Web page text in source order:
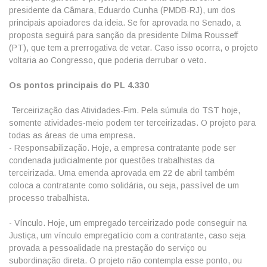
presidente da Câmara, Eduardo Cunha (PMDB-RJ), um dos
principais apoiadores da ideia. Se for aprovada no Senado, a
proposta seguirá para sanção da presidente Dilma Rousseff
(PT), que tem a prerrogativa de vetar. Caso isso ocorra, o projeto
voltaria ao Congresso, que poderia derrubar o veto.
Os pontos principais do PL 4.330
Terceirização das Atividades-Fim. Pela súmula do TST hoje,
somente atividades-meio podem ter terceirizadas. O projeto para
todas as áreas de uma empresa.
- Responsabilização. Hoje, a empresa contratante pode ser
condenada judicialmente por questões trabalhistas da
terceirizada. Uma emenda aprovada em 22 de abril também
coloca a contratante como solidária, ou seja, passível de um
processo trabalhista.
- Vínculo. Hoje, um empregado terceirizado pode conseguir na
Justiça, um vínculo empregatício com a contratante, caso seja
provada a pessoalidade na prestação do serviço ou
subordinação direta. O projeto não contempla esse ponto, ou